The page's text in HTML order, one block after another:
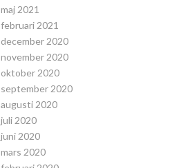
maj 2021
februari 2021
december 2020
november 2020
oktober 2020
september 2020
augusti 2020
juli 2020
juni 2020
mars 2020